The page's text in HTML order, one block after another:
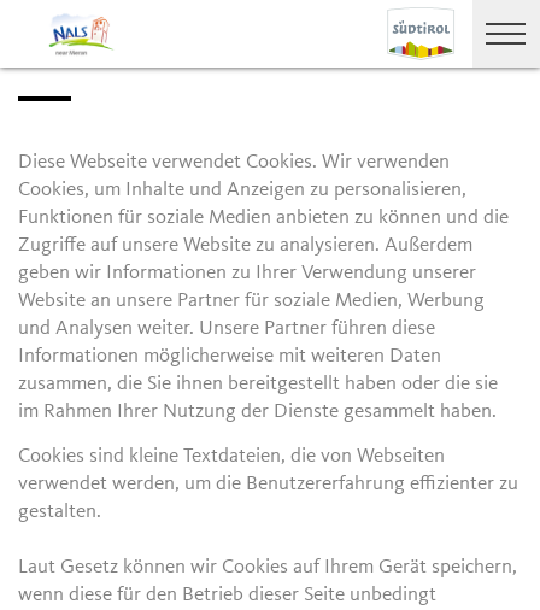
Diese Webseite verwendet Cookies. Wir verwenden
Cookies, um Inhalte und Anzeigen zu personalisieren,
Funktionen für soziale Medien anbieten zu können und die
Zugriffe auf unsere Website zu analysieren. Außerdem
geben wir Informationen zu Ihrer Verwendung unserer
Website an unsere Partner für soziale Medien, Werbung
und Analysen weiter. Unsere Partner führen diese
Informationen möglicherweise mit weiteren Daten
zusammen, die Sie ihnen bereitgestellt haben oder die sie
im Rahmen Ihrer Nutzung der Dienste gesammelt haben.
Cookies sind kleine Textdateien, die von Webseiten
verwendet werden, um die Benutzererfahrung effizienter zu
gestalten.
Laut Gesetz können wir Cookies auf Ihrem Gerät speichern,
wenn diese für den Betrieb dieser Seite unbedingt